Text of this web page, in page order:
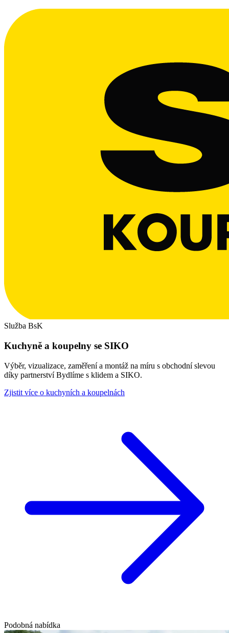
Služba BsK
Kuchyně a koupelny se SIKO
Výběr, vizualizace, zaměření a montáž na míru s obchodní slevou
díky partnerství Bydlíme s klidem a SIKO.
Zjistit více o kuchyních a koupelnách
Podobná nabídka